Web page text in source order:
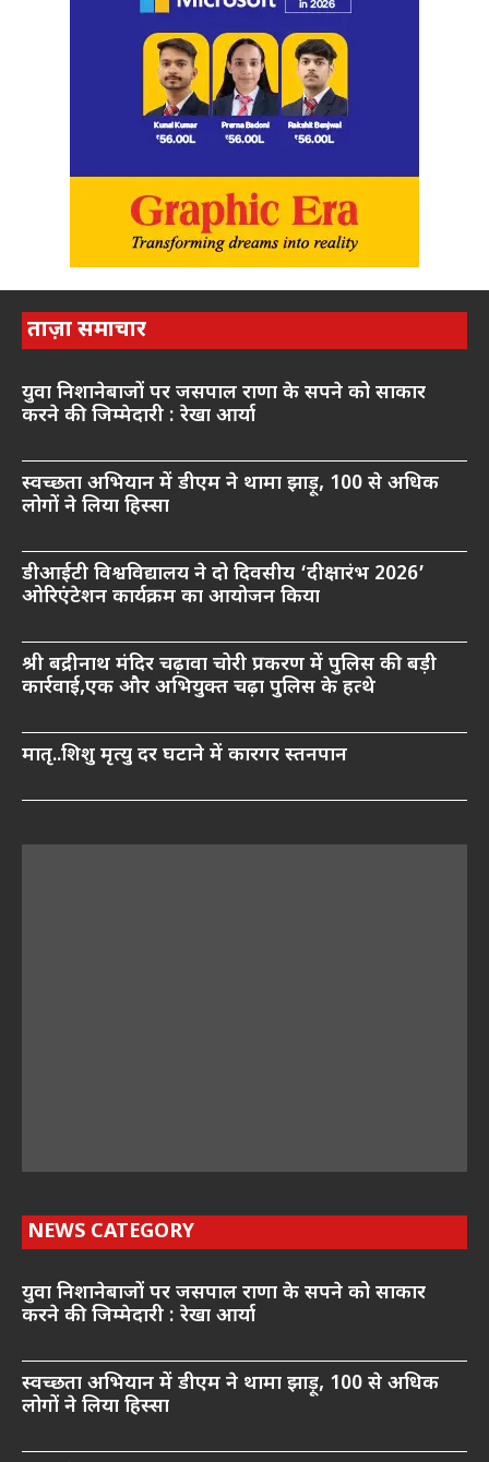
ताज़ा समाचार
युवा निशानेबाजों पर जसपाल राणा के सपने को साकार
करने की जिम्मेदारी : रेखा आर्या
स्वच्छता अभियान में डीएम ने थामा झाड़ू, 100 से अधिक
लोगों ने लिया हिस्सा
डीआईटी विश्वविद्यालय ने दो दिवसीय ‘दीक्षारंभ 2026’
ओरिएंटेशन कार्यक्रम का आयोजन किया
श्री बद्रीनाथ मंदिर चढ़ावा चोरी प्रकरण में पुलिस की बड़ी
कार्रवाई,एक और अभियुक्त चढ़ा पुलिस के हत्थे
मातृ..शिशु मृत्यु दर घटाने में कारगर स्तनपान
NEWS CATEGORY
युवा निशानेबाजों पर जसपाल राणा के सपने को साकार
करने की जिम्मेदारी : रेखा आर्या
स्वच्छता अभियान में डीएम ने थामा झाड़ू, 100 से अधिक
लोगों ने लिया हिस्सा